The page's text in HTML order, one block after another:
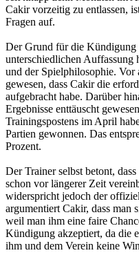
Cakir vorzeitig zu entlassen,
Fragen auf.
Der Grund für die Kündigung
unterschiedlichen Auffassung
und der Spielphilosophie. Vor
gewesen, dass Cakir die
aufgebracht habe. Darüber
Ergebnisse enttäuscht
Trainingspostens im April
Partien gewonnen. Das
Prozent.
Der Trainer selbst betont,
schon vor längerer Zeit
widerspricht jedoch der
argumentiert Cakir, dass man
weil man ihm eine faire
Kündigung akzeptiert, da die
ihm und dem Verein keine